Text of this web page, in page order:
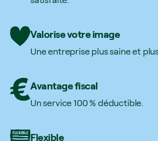
Valorise votre image
Une entreprise plus saine et
Avantage fiscal
Un service 100 % déductible.
Flexible